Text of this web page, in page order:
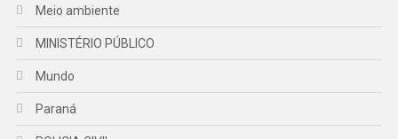
Meio ambiente
MINISTÉRIO PÚBLICO
Mundo
Paraná